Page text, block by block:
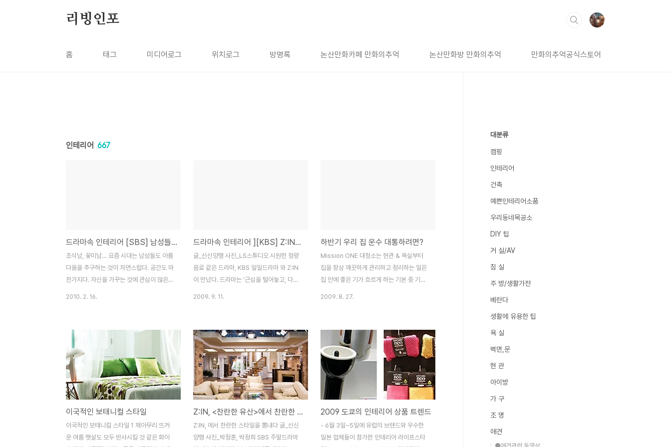
리빙인포
홈 태그 미디어로그 위치로그 방명록 논산만화카페 만화의추억 논산만화방 만화의추억 만화의추억공식스토어
인테리어 667
드라마속 인테리어 [SBS] 남성들의 공간, 크리스마스에 눈이 올까요
초식남, 꽃미남… 요즘 시대는 남성들도 아름
다움을 추구하는 것이 자연스럽다. 공간도 마
찬가지다. 자신을 가꾸는 것에 관심이 많은
공간을 스타일리쉬하게 연출했기 때문이다.
남성들의 공간에서 꼭 필요한 것 -[SBS] 크
리스마스에 눈이 올까요 글_편집팀 사진_박
정훈사진작업실 Intro.. 극중 두 남자 주인공
의 직업은 건축가다. 실내 인테리어와는 다른
일을 하지만 건축가라는 직업의 특성이 느껴
지는 점을 찾을 수 있는데, 한 공간에 여러 기
능을 담는 ‘멀티’와 구조적인 느낌이 강한 오
브제들을 소품으로 사용했다는 점이다. Chic
2010. 2. 16.
드라마속 인테리어 ][KBS] Z:IN의 뉴트럴 컬러 발란스 다함께 차차차
글_신신양행 사진_LS스튜디오 시원한 청량
음료 같은 드라마, KBS 일일드라마 와 Z:IN
이 만났다. 드라마는 ‘근심을 털어놓고, 다함
술감독과 함께 이번 드라마 세트장 디자인을
맡은 최현서 디자이너를 만났다. 이번 드라마
세트장을 준비하기 위해 2개월 동안 몰입했
다는 그녀. 그녀가 찾은 해답은 뉴트럴 컬러
로 채도를 낮게 표현하고, 대신 유리, 시트지,
철제 몰딩 등 소재를 다양하게 표현하는 것이
다. “이번 등장인물의 캐릭터가 착한 사람들,
따뜻한 이웃 같은 사람들이 등장하기 때문에
컬러는 자제하고 부드러운 이미지로 공간을
2009. 9. 11.
하반기 우리 집 운수 대통하려면?
Mission ONE 대청소는 현관 & 욕실부터
집을 항상 깨끗하게 관리하고 정리하는 일은
집 안에 좋은 기가 흐르게 하는 기본 중 기본.
가족들이 드나들 때 가장 많은 기운을 받는
공간. 외부에서 기분 나쁜 일이 있었어도 집
에 들어오는 현관에서는 나쁜 기운을 다 떨치
고 기분을 전환해야 한다. 그렇지 않으면 좋
지 않은 기운을 집 안으로 끌고 오게 된다. 현
관이 지저분하면 나쁜 기운들이 정화되지 못
하고 계속 머무르게 된다. 특히 우산이나 운
동기구가 아무렇게나 나뒹굴지 않도록 주의
하고, 하반기에는 밝은 느낌의 정물화나 깔끔
2009. 8. 27.
이국적인 보태니컬 스타일
이국적인 보태니컬 스타일 1 제아무리 뜨거
운 여름 햇살도 모두 반사시킬 것 같은 화이
Z:IN, <찬란한 유산>에서 찬란한 스타일을 뽐내다 드라마 찬란한 유산 인테리어
Z:IN, 에서 찬란한 스타일을 뽐내다 글_신신
양행 사진_박정훈, 박정희 SBS 주말드라마
2009 도쿄의 인테리어 상품 트렌드
- 6월 3일~5일에 유럽의 브랜드와 우수한
일본 업체들이 참가한 인테리어 라이프스타
대분류
캠핑
인테리어
건축
예쁜인테리어소품
우리동네목공소
DIY 팁
거 실/AV
침 실
주 방/생활가전
베란다
생활에 유용한 팁
욕 실
벽면,문
현 관
아이방
가 구
조 명
애견